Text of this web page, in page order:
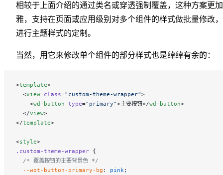
相较于上面介绍的通过类名或穿透强制覆盖，这种方案更
雅，支持在页面或应用级别对多个组件的样式做批量修改
进行主题样式的定制。
当然，用它来修改单个组件的部分样式也是绰绰有余的：
<template>
  <
view class="custom-theme-wrapper">
    <
wd-button type="primary">主要按钮</wd-button>
  </
view>
</template>
<style>
.custom-theme-wrapper {
  /* 覆盖按钮的主要背景色 */
  --wot-button-primary-bg
: pink ;